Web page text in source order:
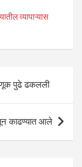
व्यापाऱ्यास
पुढे ढकलली
काढण्यात आले